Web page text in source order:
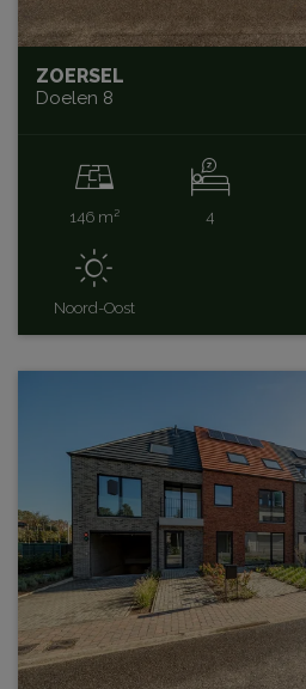
ZOERSEL
Doelen 8
146 m² 4
Noord-Oost